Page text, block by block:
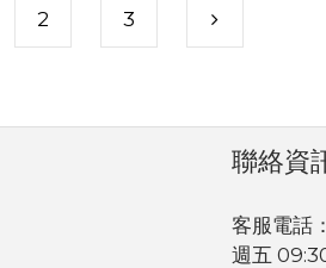
2 3
聯絡資
客服電話
週五